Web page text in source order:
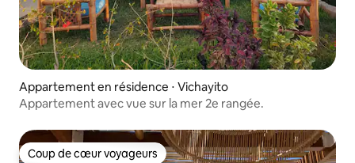
Appartement en résidence ⋅ Vichayito
Appartement avec vue sur la mer 2e rangée.
Coup de cœur voyageurs
Coup de cœur voyageurs